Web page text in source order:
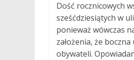
Dość rocznicowych
sześćdziesiątych w
ponieważ wówczas
założenia, że
obywateli.